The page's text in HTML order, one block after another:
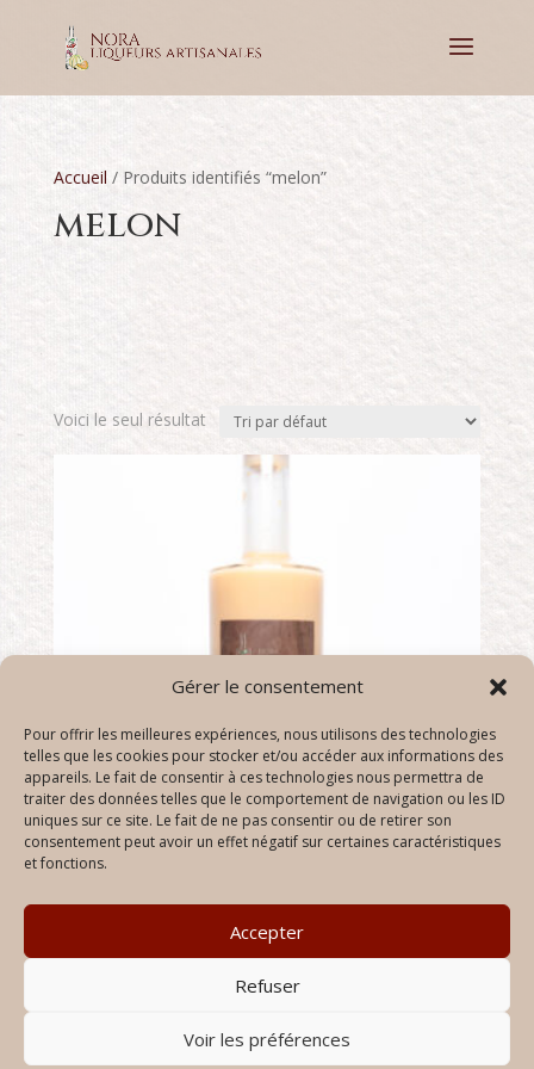
Gérer le consentement
Pour offrir les meilleures expériences, nous utilisons des technologies
telles que les cookies pour stocker et/ou accéder aux informations des
appareils. Le fait de consentir à ces technologies nous permettra de
traiter des données telles que le comportement de navigation ou les ID
uniques sur ce site. Le fait de ne pas consentir ou de retirer son
consentement peut avoir un effet négatif sur certaines caractéristiques
et fonctions.
Accepter
Refuser
Voir les préférences
Accueil / Produits identifiés “melon”
melon
Voici le seul résultat
Crème de melon